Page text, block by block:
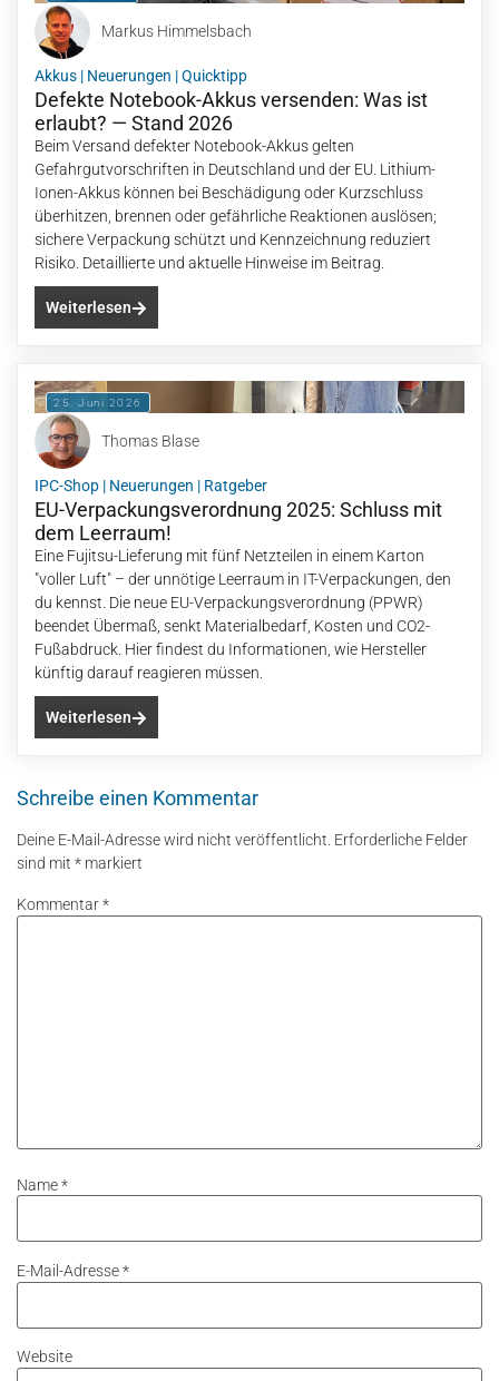
Markus Himmelsbach
Akkus | Neuerungen |Quicktipp
Defekte Notebook-Akkus versenden: Was ist
erlaubt? — Stand 2026
Beim Versand defekter Notebook-Akkus gelten
Gefahrgutvorschriften in Deutschland und der EU. Lithium-
Ionen-Akkus können bei Beschädigung oder Kurzschluss
überhitzen, brennen oder gefährliche Reaktionen auslösen;
sichere Verpackung schützt und Kennzeichnung reduziert
Risiko. Detaillierte und aktuelle Hinweise im Beitrag.
Weiterlesen
25. Juni 2026
Thomas Blase
IPC-Shop | Neuerungen | Ratgeber
EU-Verpackungsverordnung 2025: Schluss mit
dem Leerraum!
Eine Fujitsu-Lieferung mit fünf Netzteilen in einem Karton
"voller Luft" – der unnötige Leerraum in IT-Verpackungen, den
du kennst. Die neue EU-Verpackungsverordnung (PPWR)
beendet Übermaß, senkt Materialbedarf, Kosten und CO2-
Fußabdruck. Hier findest du Informationen, wie Hersteller
künftig darauf reagieren müssen.
Weiterlesen
Schreibe einen Kommentar
Deine E-Mail-Adresse wird nicht veröffentlicht. Erforderliche Felder
sind mit * markiert
Kommentar*
Name*
E-Mail-Adresse*
Website